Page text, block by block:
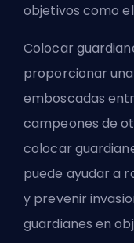
objetivos como
Colocar
proporcionar
emboscadas
campeones de
colocar
puede ayudar a
y prevenir
guardianes en